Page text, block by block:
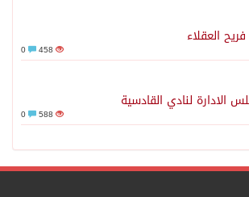
العقلاء
458
الادارة لنادي القادسية
588